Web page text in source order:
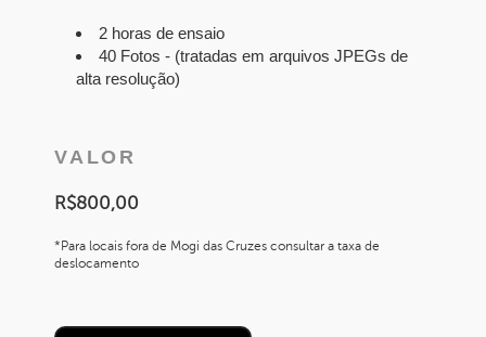
2 horas de ensaio
40 Fotos - (tratadas em arquivos JPEGs de
alta resolução)
VALOR
R$800,00
*Para locais fora de Mogi das Cruzes consultar a taxa de
deslocamento